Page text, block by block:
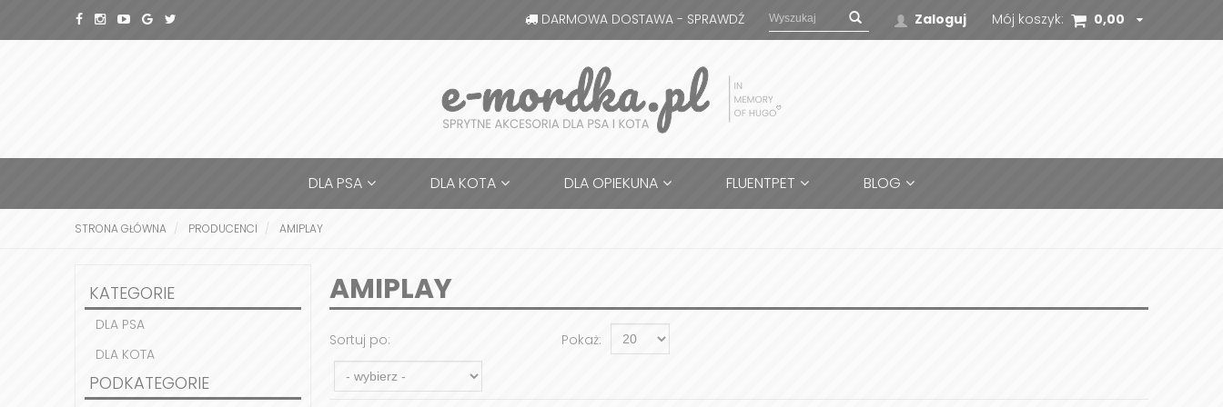
Mój koszyk: 0,00
Zaloguj
DARMOWA DOSTAWA - SPRAWDŹ
DLA PSA DLA KOTA DLA OPIEKUNA FLUENTPET BLOG
STRONA GŁÓWNA PRODUCENCI AMIPLAY
KATEGORIE
DLA PSA
DLA KOTA
PODKATEGORIE
AMIPLAY
Sortuj po: Pokaż: